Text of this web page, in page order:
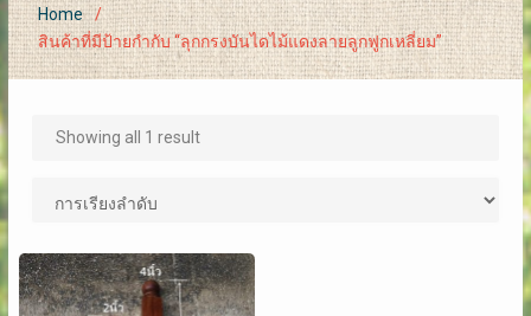
Home
สินค้าที่มีป้ายกำกับ “ลุกกรงบันได​ไม้แดงลายลูกฟูก​เหลี่ยม”
Showing all 1 result